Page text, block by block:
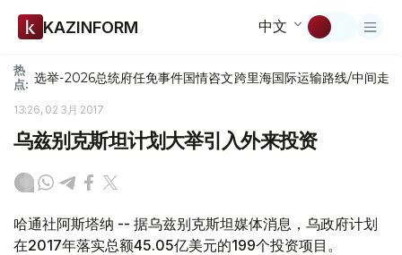
KAZINFORM 中文
热
点: 选举-2026总统府任免事件国情咨文跨里海国际运输路线/中间走廊
13:26, 02 3月 2017
乌兹别克斯坦计划大举引入外来投资
哈通社阿斯塔纳 -- 据乌兹别克斯坦媒体消息，乌政府计划
在2017年落实总额45.05亿美元的199个投资项目。